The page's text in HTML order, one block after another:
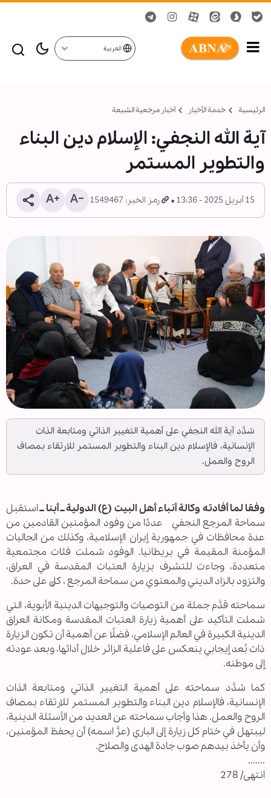
العربية
الرئيسية خدمة الأخبار أخبار مرجعیة الشیعة
آية الله النجفي: الإسلام دين البناء
والتطوير المستمر
15 أبريل 2025 - 13:36 رمز الخبر: 1549467
شدَّد آية الله النجفي على أهمية التغيير الذاتي ومتابعة الذات
الإنسانية، فالإسلام دين البناء والتطوير المستمر للارتقاء بمصاف
الروح والعمل.
وفقا لما أفادته وكالة أنباء أهل البيت (ع) الدولية ــ أبنا ــاستقبل
سماحة المرجع النجفي عددًا من وفود المؤمنين القادمين من
عدة محافظات في جمهورية إيران الإسلامية، وكذلك من الجاليات
المؤمنة المقيمة في بريطانيا. الوفود شملت فئات مجتمعية
متعددة، وجاءت للتشرف بزيارة العتبات المقدسة في العراق،
والتزود بالزاد الديني والمعنوي من سماحة المرجع ، كلٌّ على حدة.
سماحته قدَّم جملة من التوصيات والتوجيهات الدينية الأبوية، التي
شملت التأكيد على أهمية زيارة العتبات المقدسة ومكانة العراق
الدينية الكبيرة في العالم الإسلامي، فضلًا عن أهمية أن تكون الزيارة
ذات بُعد إيجابي ينعكس على فاعلية الزائر خلال أدائها، وبعد عودته
إلى موطنه.
كما شدَّد سماحته على أهمية التغيير الذاتي ومتابعة الذات
الإنسانية، فالإسلام دين البناء والتطوير المستمر للارتقاء بمصاف
الروح والعمل. هذا وأجاب سماحته عن العديد من الأسئلة الدينية،
ليبتهل في ختام كل زيارة إلى الباري (عزَّ اسمه) أن يحفظ المؤمنين،
وأن يأخذ بيدهم صوب جادة الهدى والصلاح.
.......
انتهى/ 278